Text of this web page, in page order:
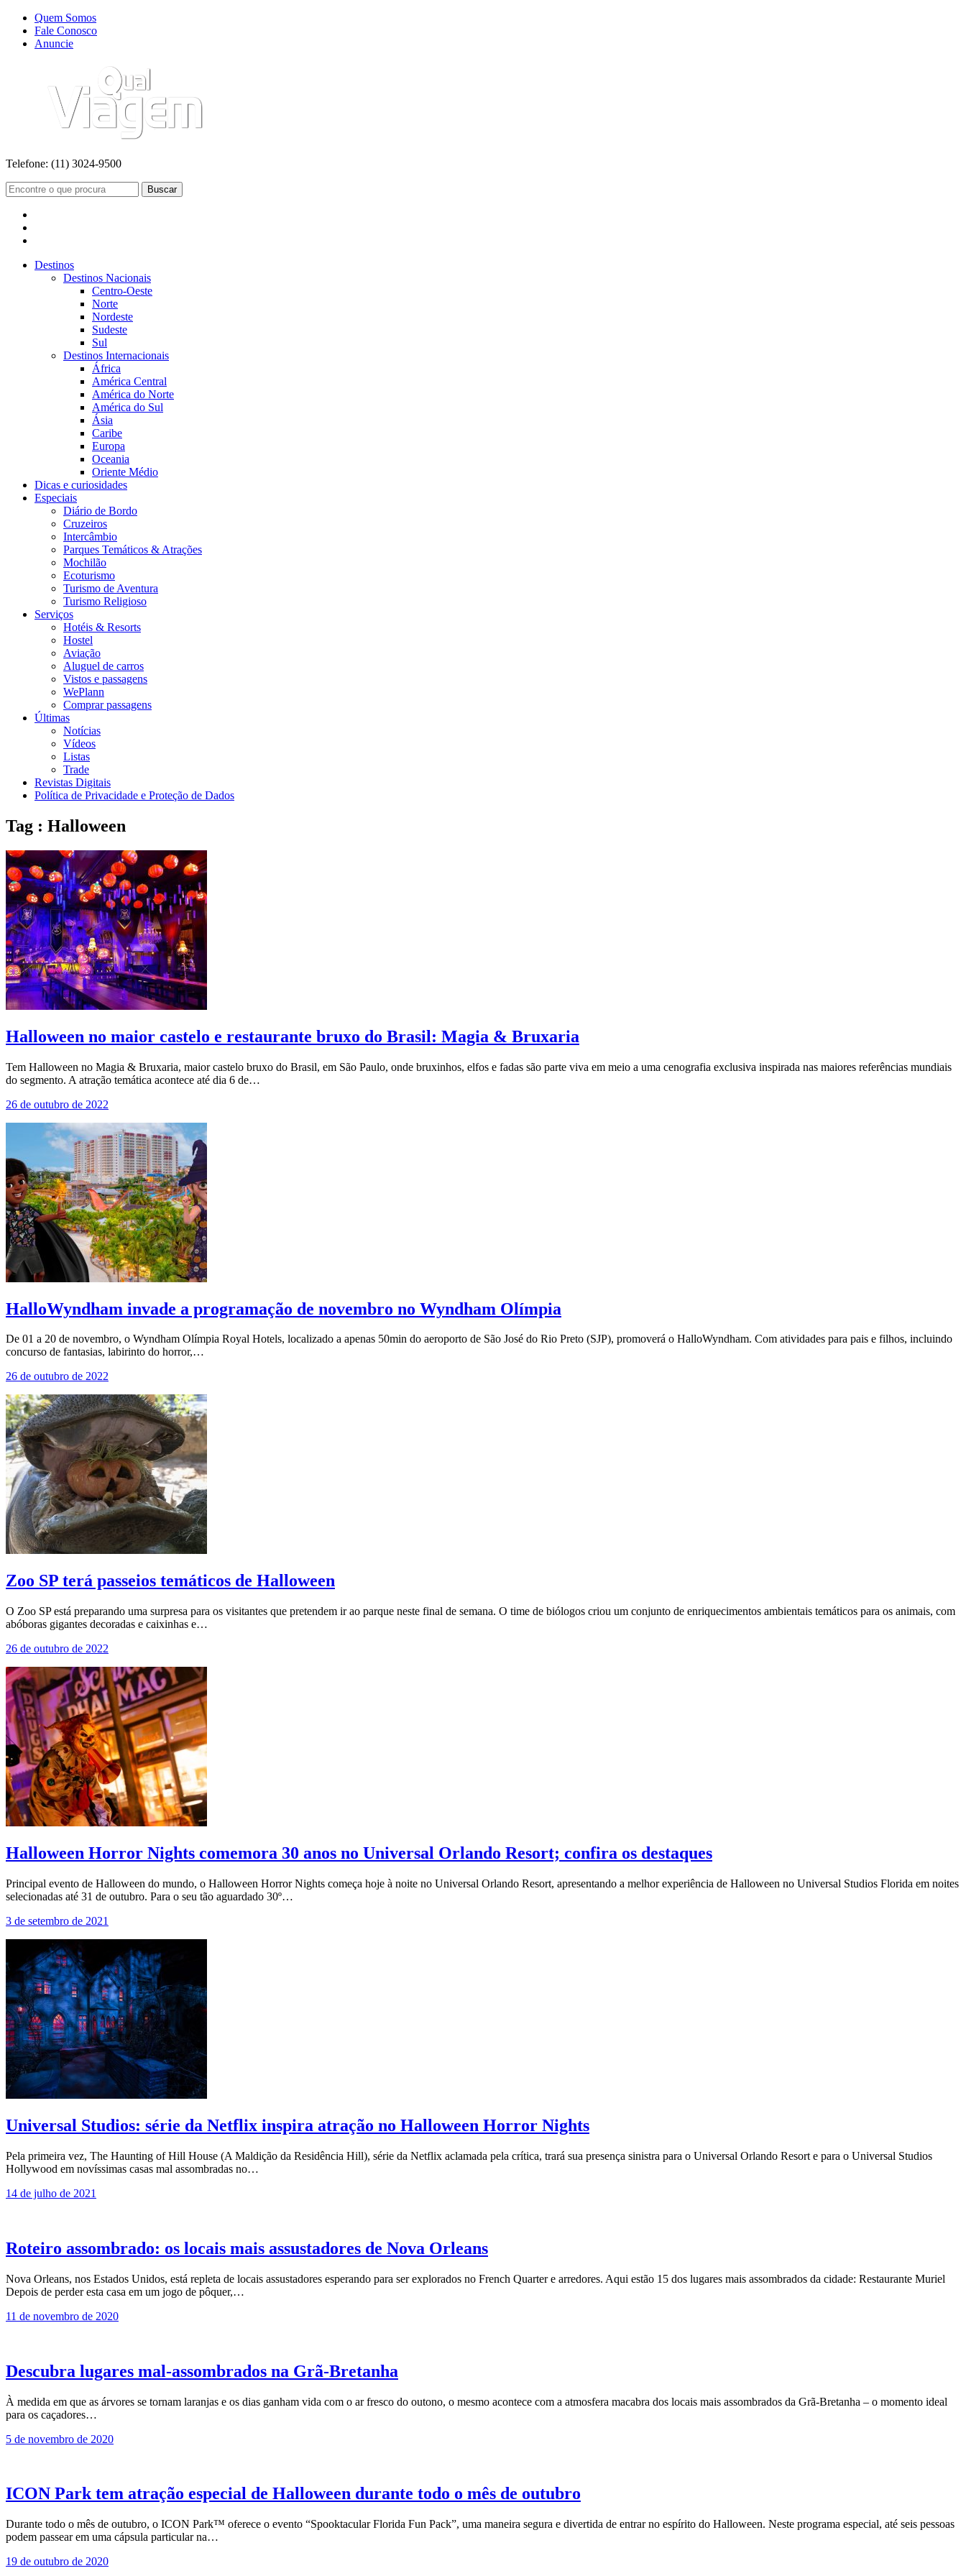
Quem Somos
Fale Conosco
Anuncie
Telefone: (11) 3024-9500
Buscar
Destinos
Destinos Nacionais
Centro-Oeste
Norte
Nordeste
Sudeste
Sul
Destinos Internacionais
África
América Central
América do Norte
América do Sul
Ásia
Caribe
Europa
Oceania
Oriente Médio
Dicas e curiosidades
Especiais
Diário de Bordo
Cruzeiros
Intercâmbio
Parques Temáticos & Atrações
Mochilão
Ecoturismo
Turismo de Aventura
Turismo Religioso
Serviços
Hotéis & Resorts
Hostel
Aviação
Aluguel de carros
Vistos e passagens
WePlann
Comprar passagens
Últimas
Notícias
Vídeos
Listas
Trade
Revistas Digitais
Política de Privacidade e Proteção de Dados
Tag : Halloween
Halloween no maior castelo e restaurante bruxo do Brasil: Magia & Bruxaria
Tem Halloween no Magia & Bruxaria, maior castelo bruxo do Brasil, em São Paulo, onde bruxinhos, elfos e fadas são parte viva em meio a uma cenografia exclusiva inspirada nas maiores referências mundiais
do segmento. A atração temática acontece até dia 6 de…
26 de outubro de 2022
HalloWyndham invade a programação de novembro no Wyndham Olímpia
De 01 a 20 de novembro, o Wyndham Olímpia Royal Hotels, localizado a apenas 50min do aeroporto de São José do Rio Preto (SJP), promoverá o HalloWyndham. Com atividades para pais e filhos, incluindo
concurso de fantasias, labirinto do horror,…
26 de outubro de 2022
Zoo SP terá passeios temáticos de Halloween
O Zoo SP está preparando uma surpresa para os visitantes que pretendem ir ao parque neste final de semana. O time de biólogos criou um conjunto de enriquecimentos ambientais temáticos para os animais, com
abóboras gigantes decoradas e caixinhas e…
26 de outubro de 2022
Halloween Horror Nights comemora 30 anos no Universal Orlando Resort; confira os destaques
Principal evento de Halloween do mundo, o Halloween Horror Nights começa hoje à noite no Universal Orlando Resort, apresentando a melhor experiência de Halloween no Universal Studios Florida em noites
selecionadas até 31 de outubro. Para o seu tão aguardado 30º…
3 de setembro de 2021
Universal Studios: série da Netflix inspira atração no Halloween Horror Nights
Pela primeira vez, The Haunting of Hill House (A Maldição da Residência Hill), série da Netflix aclamada pela crítica, trará sua presença sinistra para o Universal Orlando Resort e para o Universal Studios
Hollywood em novíssimas casas mal assombradas no…
14 de julho de 2021
Roteiro assombrado: os locais mais assustadores de Nova Orleans
Nova Orleans, nos Estados Unidos, está repleta de locais assustadores esperando para ser explorados no French Quarter e arredores. Aqui estão 15 dos lugares mais assombrados da cidade: Restaurante Muriel
Depois de perder esta casa em um jogo de pôquer,…
11 de novembro de 2020
Descubra lugares mal-assombrados na Grã-Bretanha
À medida em que as árvores se tornam laranjas e os dias ganham vida com o ar fresco do outono, o mesmo acontece com a atmosfera macabra dos locais mais assombrados da Grã-Bretanha – o momento ideal
para os caçadores…
5 de novembro de 2020
ICON Park tem atração especial de Halloween durante todo o mês de outubro
Durante todo o mês de outubro, o ICON Park™ oferece o evento “Spooktacular Florida Fun Pack”, uma maneira segura e divertida de entrar no espírito do Halloween. Neste programa especial, até seis pessoas
podem passear em uma cápsula particular na…
19 de outubro de 2020